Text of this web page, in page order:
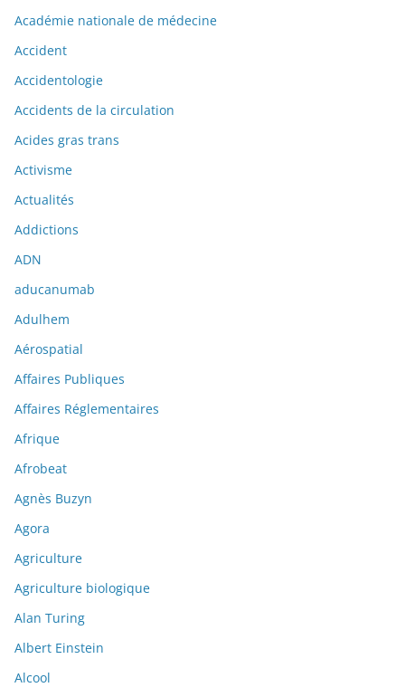
Académie nationale de médecine
Accident
Accidentologie
Accidents de la circulation
Acides gras trans
Activisme
Actualités
Addictions
ADN
aducanumab
Adulhem
Aérospatial
Affaires Publiques
Affaires Réglementaires
Afrique
Afrobeat
Agnès Buzyn
Agora
Agriculture
Agriculture biologique
Alan Turing
Albert Einstein
Alcool